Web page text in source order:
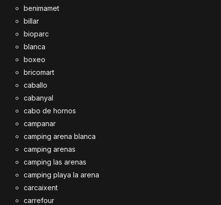
benimamet
billar
bioparc
blanca
boxeo
bricomart
caballo
cabanyal
cabo de hornos
campanar
camping arena blanca
camping arenas
camping las arenas
camping playa la arena
carcaixent
carrefour